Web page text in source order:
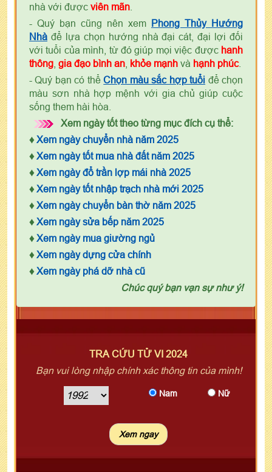
nhà với được viên mãn
- Quý bạn cũng nên xem Phong Thủy Hướng
Nhà để lựa chọn hướng nhà đại cát, đại lợi đối
với tuổi của mình, từ đó giúp mọi việc được hanh
thông gia đạo bình an khỏe mạnh và hạnh phúc.
- Quý bạn có thểChọn màu sắc hợp tuổi để chọn
màu sơn nhà hợp mệnh với gia chủ giúp cuộc
sống them hài hòa.
Xem ngày tốt theo từng mục đích cụ thể:
♦ Xem ngày chuyển nhà năm 2025
♦ Xem ngày tốt mua nhà đất năm 2025
♦ Xem ngày đổ trần lợp mái nhà 2025
♦ Xem ngày tốt nhập trạch nhà mới 2025
♦ Xem ngày chuyển bàn thờ năm 2025
♦ Xem ngày sửa bếp năm 2025
♦ Xem ngày mua giường ngủ
♦ Xem ngày dựng cửa chính
♦ Xem ngày phá dỡ nhà cũ
Chúc quý bạn vạn sự như ý!
TRA CỨU TỬ VI 2024
Bạn vui lòng nhập chính xác thông tin của mình!
Nam Nữ